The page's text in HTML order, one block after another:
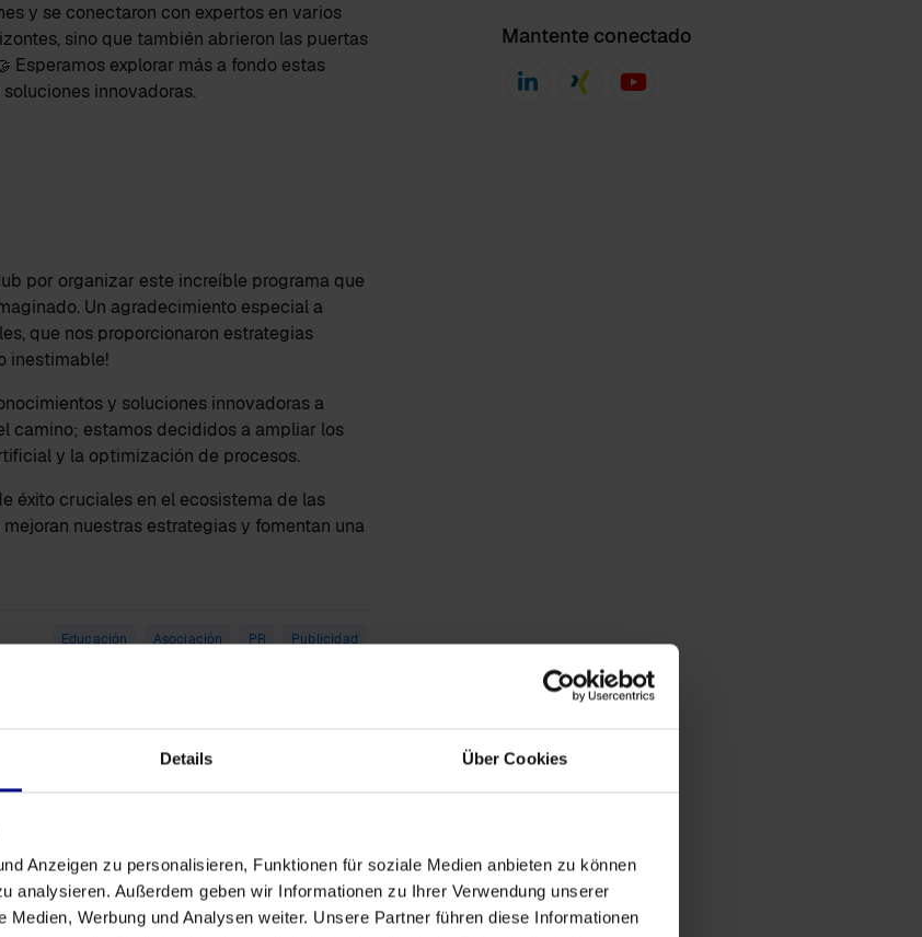
Details Über Cookies
Anzeigen zu personalisieren, Funktionen für soziale Medien anbieten zu können
analysieren. Außerdem geben wir Informationen zu Ihrer Verwendung unserer
Medien, Werbung und Analysen weiter. Unsere Partner führen diese Informationen
y se conectaron con expertos en varios
sino que también abrieron las puertas
Esperamos explorar más a fondo estas
innovadoras.
por organizar este increíble programa que
Un agradecimiento especial a
que nos proporcionaron estrategias
inestimable!
y soluciones innovadoras a
camino; estamos decididos a ampliar los
y la optimización de procesos.
éxito cruciales en el ecosistema de las
nuestras estrategias y fomentan una
Educación Asociación PR Publicidad
Mantente conectado